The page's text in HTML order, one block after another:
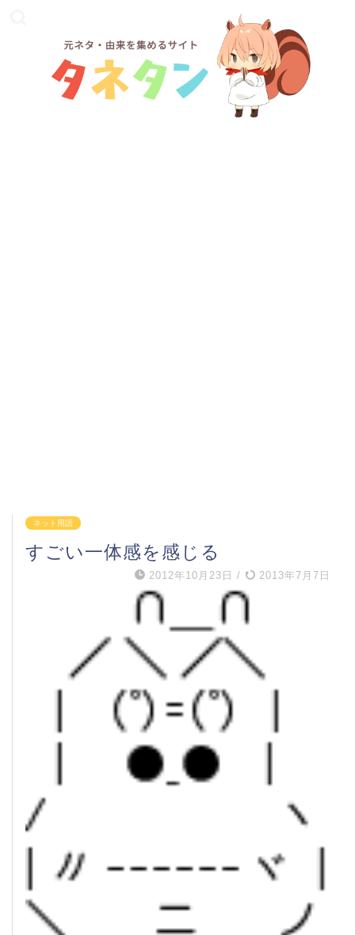
ネット用語
すごい一体感を感じる
2012年10月23日 / 2013年7月7日